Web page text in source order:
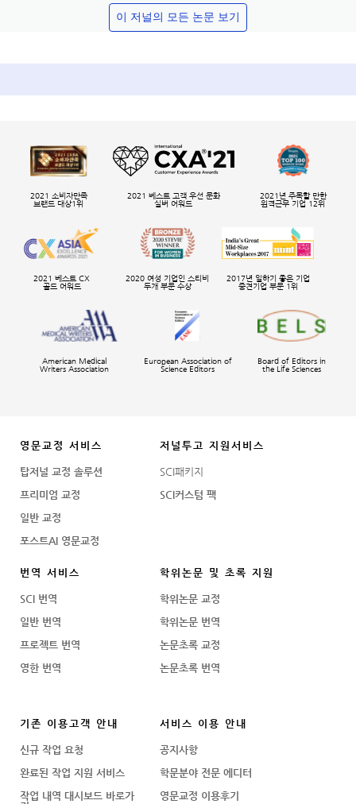
이 저널의 모든 논문 보기